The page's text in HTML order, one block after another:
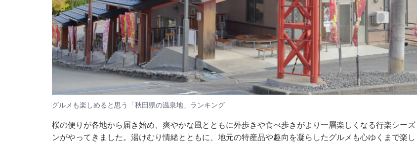
グルメも楽しめると思う「秋田県の温泉地」ランキング
桜の便りが各地から届き始め、爽やかな風とともに外歩きや食べ歩きがより一層楽しくなる行楽シーズ
ンがやってきました。湯けむり情緒とともに、地元の特産品や趣向を凝らしたグルメも心ゆくまで楽し